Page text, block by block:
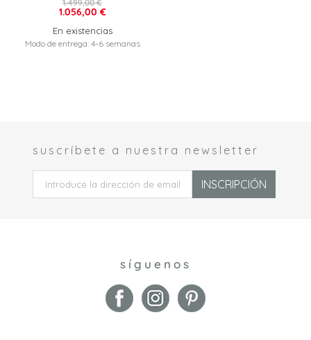
1.056,00 €
1.499,00 €
En existencias
Modo de entrega: 4-6 semanas
suscríbete a nuestra newsletter
INSCRIPCIÓN
síguenos